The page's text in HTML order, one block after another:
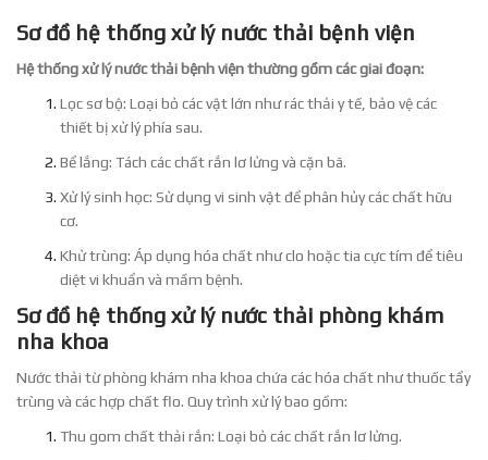
Sơ đồ hệ thống xử lý nước thải bệnh viện
Hệ thống xử lý nước thải bệnh viện thường gồm các giai đoạn:
Lọc sơ bộ: Loại bỏ các vật lớn như rác thải y tế, bảo vệ các
thiết bị xử lý phía sau.
Bể lắng: Tách các chất rắn lơ lửng và cặn bã.
Xử lý sinh học: Sử dụng vi sinh vật để phân hủy các chất hữu
cơ.
Khử trùng: Áp dụng hóa chất như clo hoặc tia cực tím để tiêu
diệt vi khuẩn và mầm bệnh.
Sơ đồ hệ thống xử lý nước thải phòng khám
nha khoa
Nước thải từ phòng khám nha khoa chứa các hóa chất như thuốc tẩy
trùng và các hợp chất flo. Quy trình xử lý bao gồm:
Thu gom chất thải rắn: Loại bỏ các chất rắn lơ lửng.